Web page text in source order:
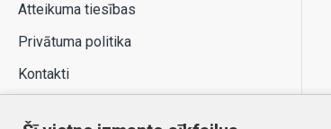
Atteikuma tiesības
Privātuma politika
Kontakti